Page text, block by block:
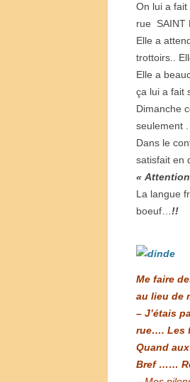
On lui a
rue SAINT
Elle a
trottoirs..
Elle a
ça lui a fait
Dimanche
seulement .
Dans le
satisfait en
«
La langue
boeuf… !!
Me faire
au lieu de
– J’étais
rue…. Les
Quand
Bref ……